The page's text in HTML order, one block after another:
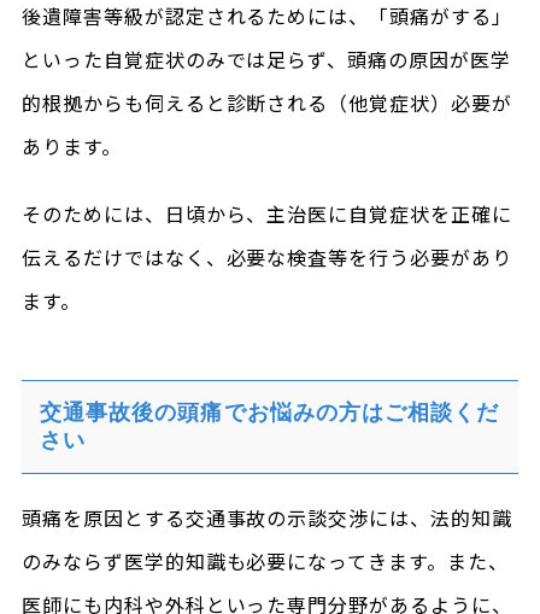
後遺障害等級が認定されるためには、「頭痛がする」
といった自覚症状のみでは足らず、頭痛の原因が医学
的根拠からも伺えると診断される（他覚症状）必要が
あります。
そのためには、日頃から、主治医に自覚症状を正確に
伝えるだけではなく、必要な検査等を行う必要があり
ます。
交通事故後の頭痛でお悩みの方はご相談くだ
さい
頭痛を原因とする交通事故の示談交渉には、法的知識
のみならず医学的知識も必要になってきます。また、
医師にも内科や外科といった専門分野があるように、